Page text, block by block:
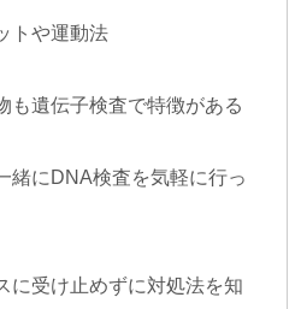
トや運動法
も遺伝子検査で特徴がある
緒にDNA検査を気軽に行っ
に受け止めずに対処法を知